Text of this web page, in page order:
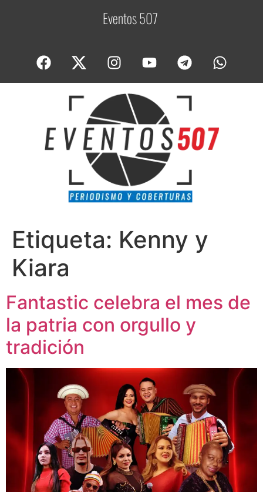
Eventos 507C
Etiqueta: Kenny y
Kiara
Fantastic celebra el mes de
la patria con orgullo y
tradición